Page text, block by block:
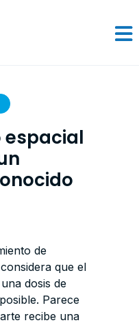
espacial
de
que el
dosis de
Parece
recibe una